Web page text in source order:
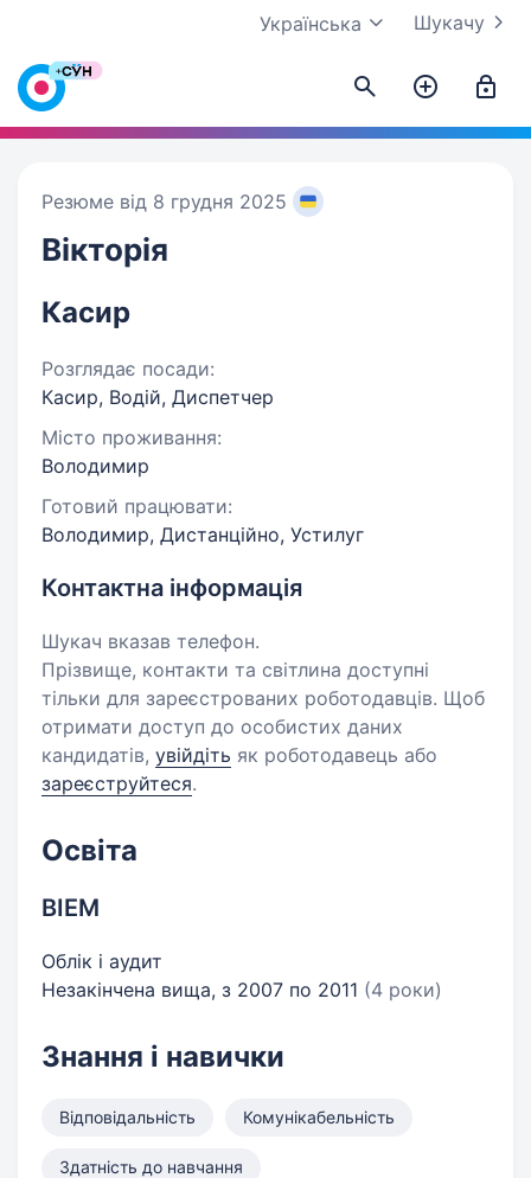
Шукачу
Українська
Резюме від 8 грудня 2025
Вікторія
Касир
Розглядає посади:
Касир, Водій, Диспетчер
Місто проживання:
Володимир
Готовий працювати:
Володимир, Дистанційно, Устилуг
Контактна інформація
Шукач вказав телефон.
Прізвище, контакти та світлина доступні
тільки для зареєстрованих роботодавців. Щоб
отримати доступ до особистих даних
кандидатів, увійдіть як роботодавець або
зареєструйтеся.
Освіта
ВІЕМ
Облік і аудит
Незакінчена вища, з 2007 по 2011 (4 роки)
Знання і навички
Відповідальність Комунікабельність
Здатність до навчання